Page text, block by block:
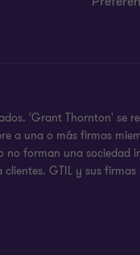
'Grant Thornton'
a una o más firmas
forman una sociedad
GTIL y sus